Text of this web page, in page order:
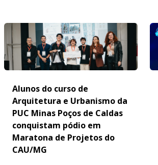
Alunos do curso de
Arquitetura e Urbanismo da
PUC Minas Poços de Caldas
conquistam pódio em
Maratona de Projetos do
CAU/MG